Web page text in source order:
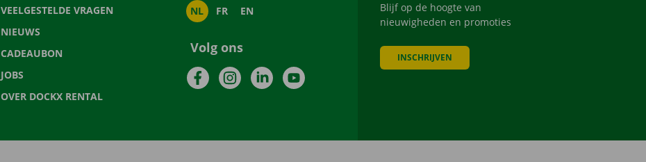
VEELGESTELDE VRAGEN
NIEUWS
CADEAUBON
JOBS
OVER DOCKX RENTAL
NL FR EN
Volg ons
FacebookInstagramLinkedInYouTube
Blijf op de hoogte van
nieuwigheden en promoties
INSCHRIJVEN